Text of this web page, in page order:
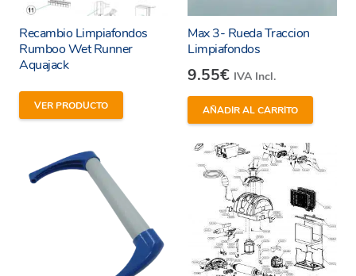
Recambio Limpiafondos
Rumboo Wet Runner
Aquajack
VER PRODUCTO
Max 3- Rueda Traccion
Limpiafondos
9.55€ IVA Incl.
AÑADIR AL CARRITO